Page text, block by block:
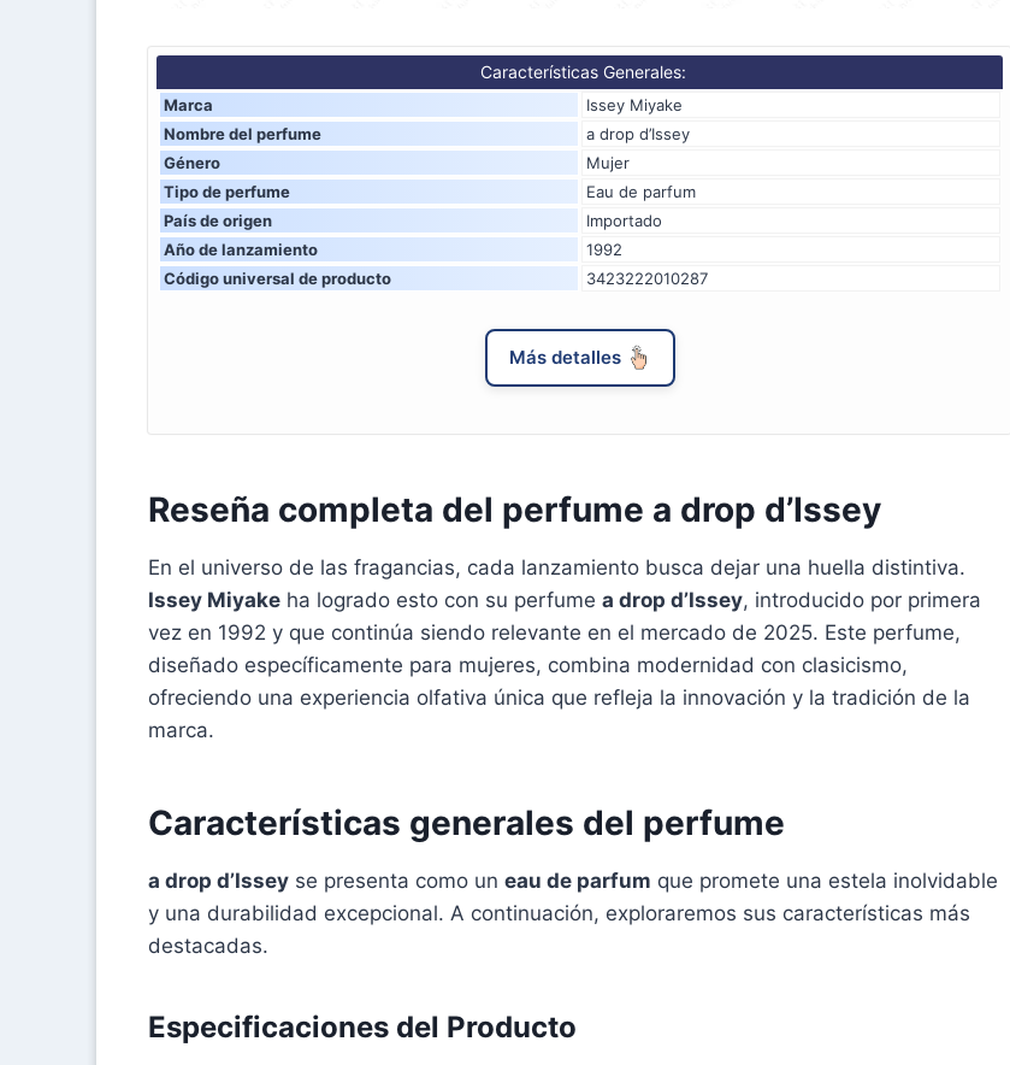
Características Generales:
Marca
Issey Miyake
Nombre del perfume
a drop d’Issey
Género
Mujer
Tipo de perfume
Eau de parfum
País de origen
Importado
Año de lanzamiento
1992
Código universal de producto
3423222010287
Más detalles
Reseña completa del perfume a drop d’Issey
En el universo de las fragancias, cada lanzamiento busca dejar una huella distintiva.
Issey Miyake ha logrado esto con su perfume a drop d’Issey, introducido por primera
vez en 1992 y que continúa siendo relevante en el mercado de 2025. Este perfume,
diseñado específicamente para mujeres, combina modernidad con clasicismo,
ofreciendo una experiencia olfativa única que refleja la innovación y la tradición de la
marca.
Características generales del perfume
a drop d’Issey se presenta como un eau de parfum que promete una estela inolvidable
y una durabilidad excepcional. A continuación, exploraremos sus características más
destacadas.
Especificaciones del Producto